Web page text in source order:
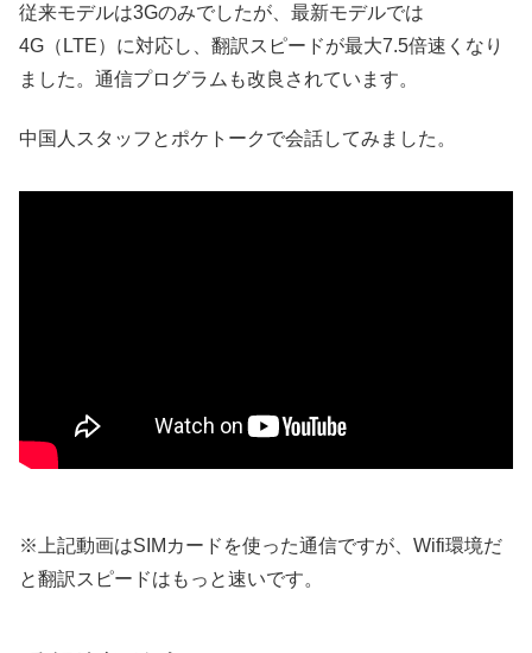
従来モデルは3Gのみでしたが、最新モデルでは
4G（LTE）に対応し、翻訳スピードが最大7.5倍速くなり
ました。通信プログラムも改良されています。
中国人スタッフとポケトークで会話してみました。
※上記動画はSIMカードを使った通信ですが、Wifi環境だ
と翻訳スピードはもっと速いです。